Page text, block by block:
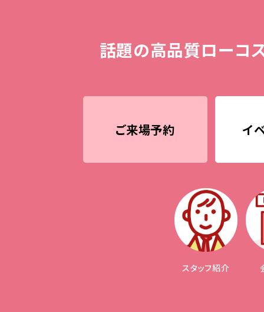
話題の高品質ローコ
ご来場予約 イ
スタッフ紹介